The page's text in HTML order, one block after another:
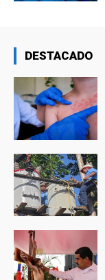
DESTACADO